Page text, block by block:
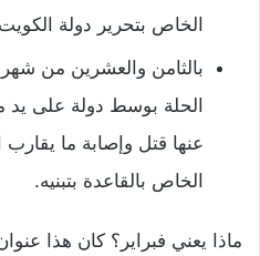
الخاص بتحرير دولة
بالثامن والعشرين من شهر
الحلة بوسط دولة على يد
عنها قتل وإصابة ما يقارب
الخاص بالقاعدة بتبنيه.
ماذا يعني فبراير؟ كان هذا